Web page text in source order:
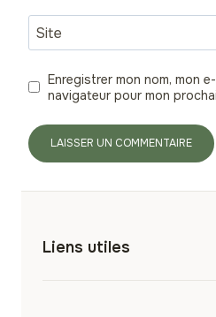
Site
Enregistrer mon nom, mon
navigateur pour mon
Liens utiles